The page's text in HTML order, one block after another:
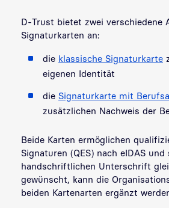
D-Trust bietet zwei verschiedene
Signaturkarten an:
die klassische Signaturkarte
eigenen Identität
die Signaturkarte mit
zusätzlichen Nachweis der
Beide Karten ermöglichen
Signaturen (QES) nach eIDAS
handschriftlichen Unterschrift
gewünscht, kann die
beiden Kartenarten ergänzt